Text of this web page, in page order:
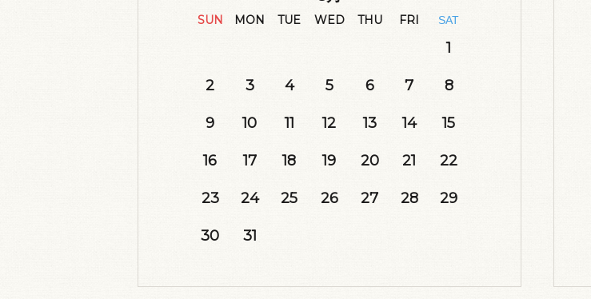
SUN MON TUE WED THU FRI SAT
1
2 3 4 5 6 7 8
9 10 11 12 13 14 15
16 17 18 19 20 21 22
23 24 25 26 27 28 29
30 31